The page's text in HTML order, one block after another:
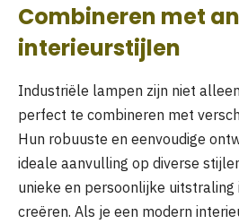
Combineren met
interieurstijlen
Industriële lampen zijn niet
perfect te combineren met
Hun robuuste en eenvoudige
ideale aanvulling op diverse
unieke en persoonlijke
creëren. Als je een modern